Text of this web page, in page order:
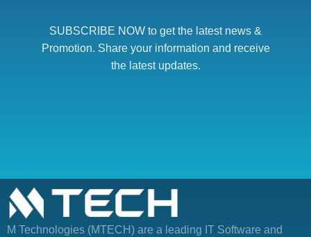
SUBSCRIBE NOW to get the latest news &
Promotion. Share your information and receive
the latest updates.
M Technologies (MTECH) are a leading IT Software and